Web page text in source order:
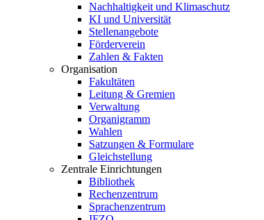
Nachhaltigkeit und Klimaschutz
KI und Universität
Stellenangebote
Förderverein
Zahlen & Fakten
Organisation
Fakultäten
Leitung & Gremien
Verwaltung
Organigramm
Wahlen
Satzungen & Formulare
Gleichstellung
Zentrale Einrichtungen
Bibliothek
Rechenzentrum
Sprachenzentrum